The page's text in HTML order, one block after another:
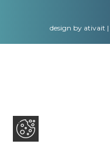
design by ativait |